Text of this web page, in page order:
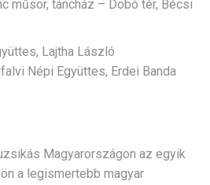
műsor, táncház – Dobó tér, Bécsi
Lajtha László
Népi Együttes, Erdei Banda
Magyarországon az egyik
a legismertebb magyar